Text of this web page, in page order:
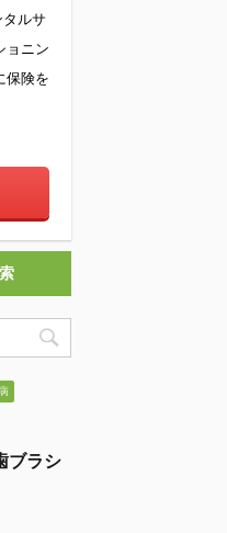
ルサ
ョニン
保険を
ブラシ